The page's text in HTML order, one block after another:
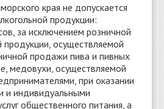
края не допускается
продукции:
за исключением розничной
осуществляемой
продажи пива и пивных
медовухи, осуществляемой
при оказании
и индивидуальными
общественного питания, а